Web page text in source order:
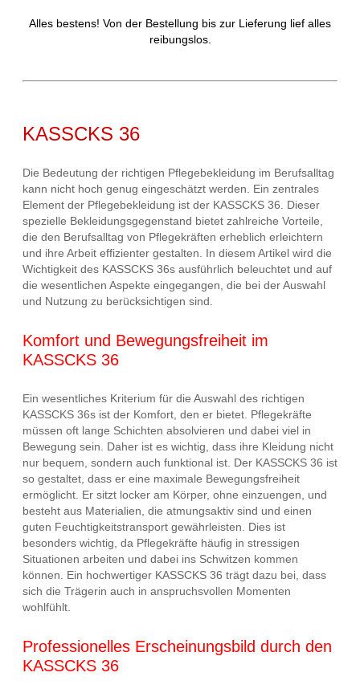
Alles bestens! Von der Bestellung bis zur Lieferung lief alles
reibungslos.
KASSCKS 36
Die Bedeutung der richtigen Pflegebekleidung im Berufsalltag
kann nicht hoch genug eingeschätzt werden. Ein zentrales
Element der Pflegebekleidung ist der KASSCKS 36. Dieser
spezielle Bekleidungsgegenstand bietet zahlreiche Vorteile,
die den Berufsalltag von Pflegekräften erheblich erleichtern
und ihre Arbeit effizienter gestalten. In diesem Artikel wird die
Wichtigkeit des KASSCKS 36s ausführlich beleuchtet und auf
die wesentlichen Aspekte eingegangen, die bei der Auswahl
und Nutzung zu berücksichtigen sind.
Komfort und Bewegungsfreiheit im
KASSCKS 36
Ein wesentliches Kriterium für die Auswahl des richtigen
KASSCKS 36s ist der Komfort, den er bietet. Pflegekräfte
müssen oft lange Schichten absolvieren und dabei viel in
Bewegung sein. Daher ist es wichtig, dass ihre Kleidung nicht
nur bequem, sondern auch funktional ist. Der KASSCKS 36 ist
so gestaltet, dass er eine maximale Bewegungsfreiheit
ermöglicht. Er sitzt locker am Körper, ohne einzuengen, und
besteht aus Materialien, die atmungsaktiv sind und einen
guten Feuchtigkeitstransport gewährleisten. Dies ist
besonders wichtig, da Pflegekräfte häufig in stressigen
Situationen arbeiten und dabei ins Schwitzen kommen
können. Ein hochwertiger KASSCKS 36 trägt dazu bei, dass
sich die Trägerin auch in anspruchsvollen Momenten
wohlfühlt.
Professionelles Erscheinungsbild durch den
KASSCKS 36